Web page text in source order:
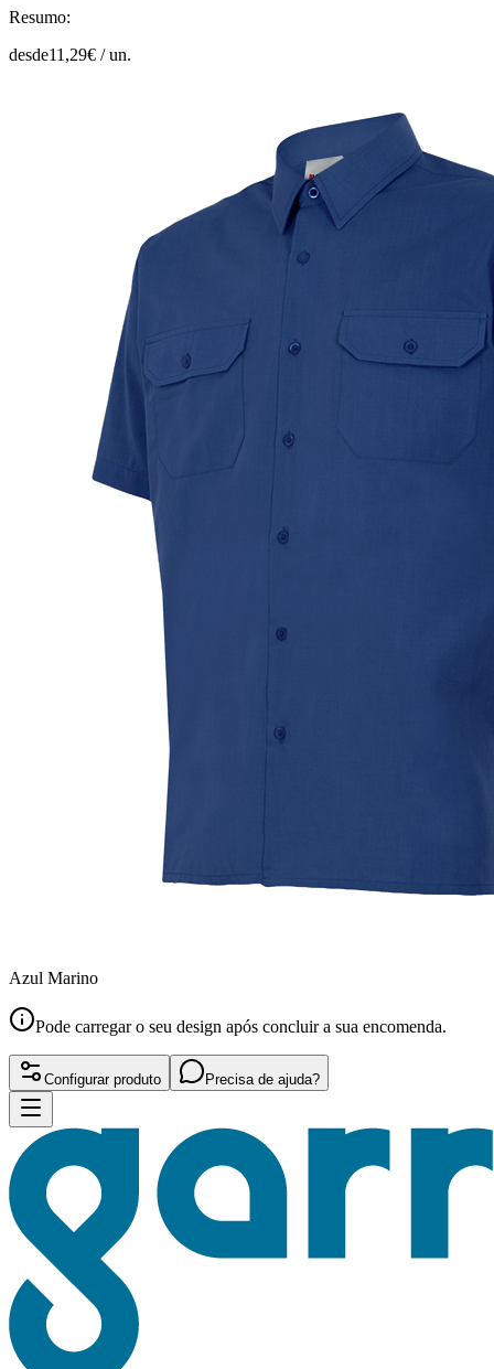
Resumo:
desde11,29€ /un.
Azul Marino
Pode carregar o seu design após concluir a sua encomenda.
Configurar produto Precisa de ajuda?